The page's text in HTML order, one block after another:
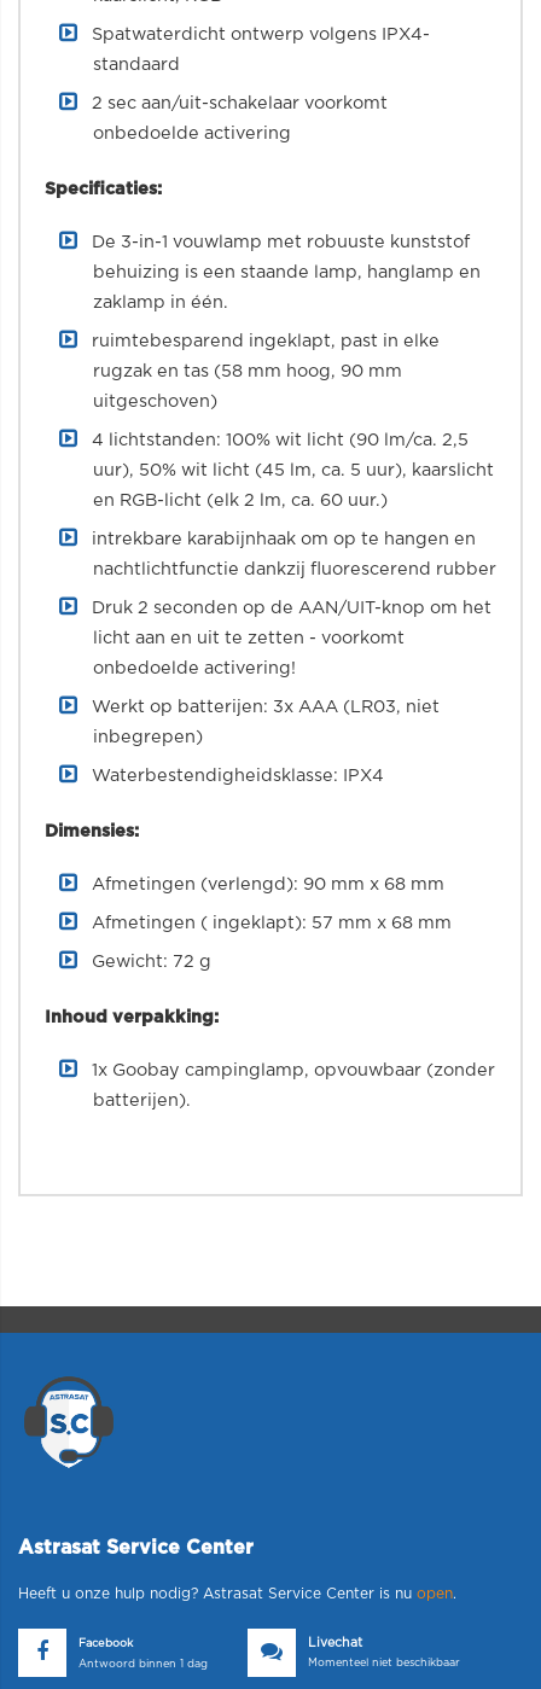
Spatwaterdicht ontwerp volgens IPX4-
standaard
2 sec aan/uit-schakelaar voorkomt
onbedoelde activering
Specificaties:
De 3-in-1 vouwlamp met robuuste kunststof
behuizing is een staande lamp, hanglamp en
zaklamp in één.
ruimtebesparend ingeklapt, past in elke
rugzak en tas (58 mm hoog, 90 mm
uitgeschoven)
4 lichtstanden: 100% wit licht (90 lm/ca. 2,5
uur), 50% wit licht (45 lm, ca. 5 uur), kaarslicht
en RGB-licht (elk 2 lm, ca. 60 uur.)
intrekbare karabijnhaak om op te hangen en
nachtlichtfunctie dankzij fluorescerend rubber
Druk 2 seconden op de AAN/UIT-knop om het
licht aan en uit te zetten - voorkomt
onbedoelde activering!
Werkt op batterijen: 3x AAA (LR03, niet
inbegrepen)
Waterbestendigheidsklasse: IPX4
Dimensies:
Afmetingen (verlengd): 90 mm x 68 mm
Afmetingen ( ingeklapt): 57 mm x 68 mm
Gewicht: 72 g
Inhoud verpakking:
1x Goobay campinglamp, opvouwbaar (zonder
batterijen).
Astrasat Service Center
Heeft u onze hulp nodig? Astrasat Service Center is nu open.
Facebook
Antwoord binnen 1 dag
Livechat
Momenteel niet beschikbaar